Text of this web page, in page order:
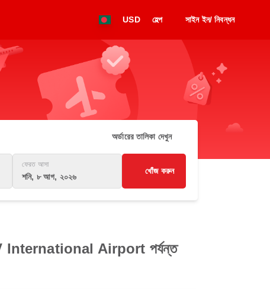
USD হেল্প সাইন ইন/ নিবন্ধন
অর্ডারের তালিকা দেখুন
ফেরত আসা
শনি, ৮ আগ, ২০২৬
খোঁজ করুন
Airport পর্যন্ত